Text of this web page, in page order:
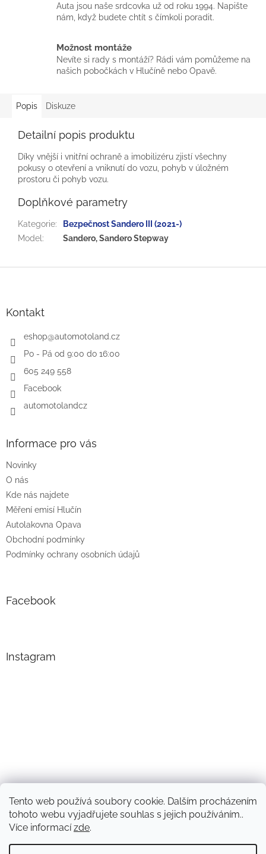
Tento web používá soubory cookie. Dalším procházením
tohoto webu vyjadřujete souhlas s jejich používáním..
Více informacízde.
Auta jsou naše srdcovka už od roku 1994. Napište
nám, když budete chtít s čímkoli poradit.
Možnost montáže
Nevíte si rady s montáží? Rádi vám pomůžeme na
našich pobočkách v Hlučíně nebo Opavě.
Popis Diskuze
Detailní popis produktu
Díky vnější i vnitřní ochraně a imobilizéru zjistí všechny
pokusy o otevření a vniknutí do vozu, pohyb v úložném
prostoru či pohyb vozu.
Doplňkové parametry
Kategorie:
Bezpečnost Sandero III (2021-)
Model : Sandero, Sandero Stepway
Kontakt
eshop@automotoland.cz
Po - Pá od 9:00 do 16:00
605 249 558
Facebook
automotolandcz
Informace pro vás
Novinky
O nás
Kde nás najdete
Měření emisí Hlučín
Autolakovna Opava
Obchodní podmínky
Podmínky ochrany osobních údajů
Facebook
Instagram
Sledovat na Instagramu